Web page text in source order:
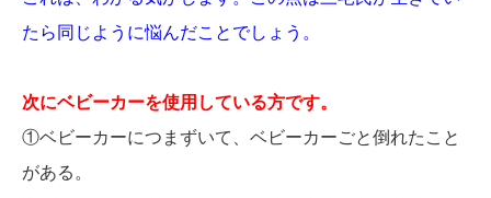
たら同じように悩んだことでしょう。
次にベビーカーを使用している方です。
①ベビーカーにつまずいて、ベビーカーごと倒れたこと
がある。